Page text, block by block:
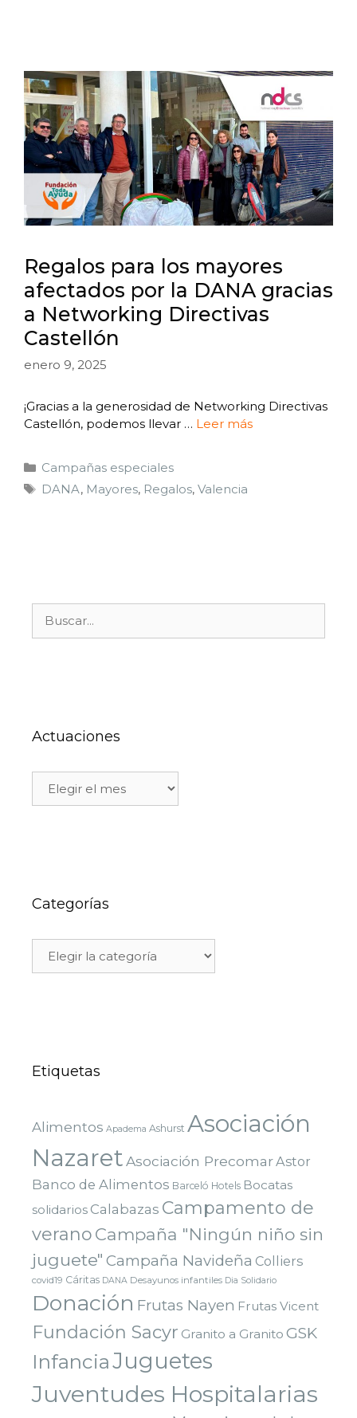
Regalos para los mayores
afectados por la DANA gracias
a Networking Directivas
Castellón
enero 9, 2025
¡Gracias a la generosidad de Networking Directivas
Castellón, podemos llevar … Leer más
Campañas especiales
DANA, Mayores, Regalos, Valencia
Actuaciones
Categorías
Etiquetas
Alimentos Apadema Ashurst Asociación
NazaretAsociación PrecomarAstor
Banco de Alimentos Barceló Hotels Bocatas
solidarios Calabazas Campamento de
verano Campaña "Ningún niño sin
juguete" Campaña Navideña Colliers
covid19 Cáritas DANA Desayunos infantiles Dia Solidario
Donación Frutas Nayen Frutas Vicent
Fundación Sacyr Granito a Granito GSK
InfanciaJuguetes
Juventudes Hospitalarias